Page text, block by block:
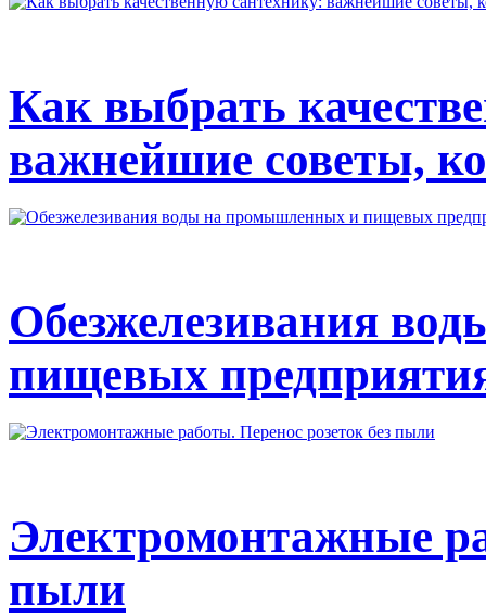
Как выбрать
важнейшие советы,
Обезжелезивания
пищевых
Электромонтажные
пыли